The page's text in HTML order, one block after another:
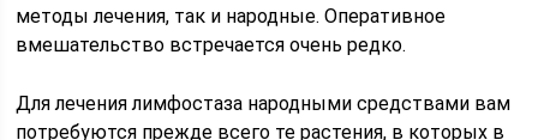
методы лечения, так и народные. Оперативное
вмешательство встречается очень редко.
Для лечения лимфостаза народными средствами вам
потребуются прежде всего те растения, в которых в